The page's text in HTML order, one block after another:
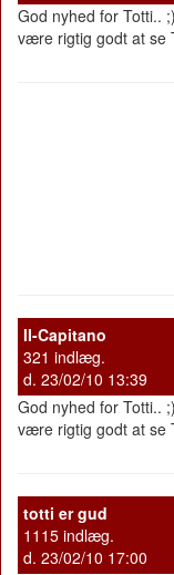
God nyhed for Totti..
være rigtig godt at se
II-Capitano
321 indlæg.
d. 23/02/10 13:39
God nyhed for Totti..
være rigtig godt at se
totti er gud
1115 indlæg.
d. 23/02/10 17:00